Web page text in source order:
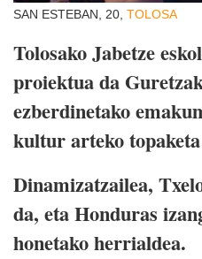
SAN ESTEBAN, 20, TOLOSA
Tolosako Jabetze
proiektua da
ezberdinetako
kultur arteko
Dinamizatzailea,
da, eta Honduras
honetako herrialdea.